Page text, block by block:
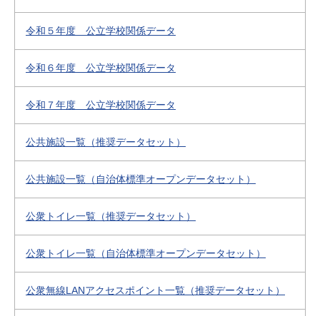
令和５年度 公立学校関係データ
令和６年度 公立学校関係データ
令和７年度 公立学校関係データ
公共施設一覧（推奨データセット）
公共施設一覧（自治体標準オープンデータセット）
公衆トイレ一覧（推奨データセット）
公衆トイレ一覧（自治体標準オープンデータセット）
公衆無線LANアクセスポイント一覧（推奨データセット）